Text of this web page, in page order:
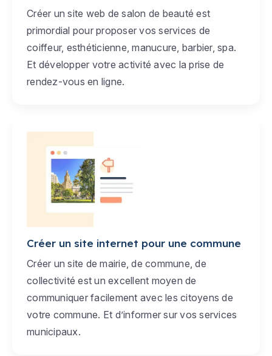
Créer un site web de salon de beauté est
primordial pour proposer vos services de
coiffeur, esthéticienne, manucure, barbier, spa.
Et développer votre activité avec la prise de
rendez-vous en ligne.
Créer un site internet pour une commune
Créer un site de mairie, de commune, de
collectivité est un excellent moyen de
communiquer facilement avec les citoyens de
votre commune. Et d’informer sur vos services
municipaux.